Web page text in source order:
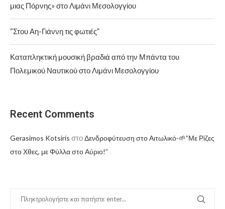
μιας Πόρνης» στο Λιμάνι Μεσολογγίου
“Στου Αη-Γιάννη τις φωτιές”
Καταπληκτική μουσική βραδιά από την Μπάντα του
Πολεμικού Ναυτικού στο Λιμάνι Μεσολογγίου
Recent Comments
Gerasimos Kotsiris στοΔενδροφύτευση στο Αιτωλικό-🌱”Με Ρίζες
στο Χθες, με Φύλλα στο Αύριο!”